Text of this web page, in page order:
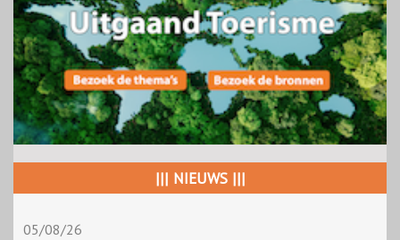
||| NIEUWS |||
05/08/26